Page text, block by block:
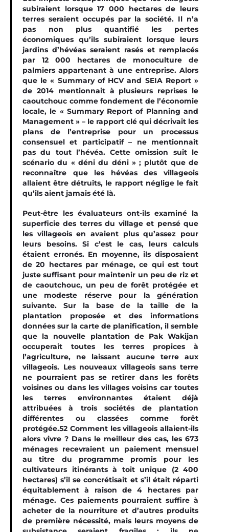
subiraient lorsque 17 000 hectares de leurs
terres seraient occupés par la société. Il n’a
pas non plus quantifié les pertes
économiques qu’ils subiraient lorsque leurs
jardins d’hévéas seraient rasés et remplacés
par 12 000 hectares de monoculture de
palmiers appartenant à une entreprise. Alors
que le « Summary of HCV and SEIA Report »
de 2014 mentionnait à plusieurs reprises le
caoutchouc comme fondement de l’économie
locale, le « Summary Report of Planning and
Management » – le rapport clé qui décrivait les
plans de l’entreprise pour un processus
consensuel et participatif – ne mentionnait
pas du tout l’hévéa. Cette omission suit le
scénario du « déni du déni » ; plutôt que de
reconnaître que les hévéas des villageois
allaient être détruits, le rapport néglige le fait
qu’ils aient jamais été là.
Peut-être les évaluateurs ont-ils examiné la
superficie des terres du village et pensé que
les villageois en avaient plus qu’assez pour
leurs besoins. Si c’est le cas, leurs calculs
étaient erronés. En moyenne, ils disposaient
de 20 hectares par ménage, ce qui est tout
juste suffisant pour maintenir un peu de riz et
de caoutchouc, un peu de forêt protégée et
une modeste réserve pour la génération
suivante. Sur la base de la taille de la
plantation proposée et des informations
données sur la carte de planification, il semble
que la nouvelle plantation de Pak Wakijan
occuperait toutes les terres propices à
l’agriculture, ne laissant aucune terre aux
villageois. Les nouveaux villageois sans terre
ne pourraient pas se retirer dans les forêts
voisines ou dans les villages voisins car toutes
les terres environnantes étaient déjà
attribuées à trois sociétés de plantation
différentes ou classées comme forêt
protégée.52 Comment les villageois allaient-ils
alors vivre ? Dans le meilleur des cas, les 673
ménages recevraient un paiement mensuel
au titre du programme promis pour les
cultivateurs itinérants à toit unique (2 400
hectares) s’il se concrétisait et s’il était réparti
équitablement à raison de 4 hectares par
ménage. Ces paiements pourraient suffire à
acheter de la nourriture et d’autres produits
de première nécessité, mais leurs moyens de